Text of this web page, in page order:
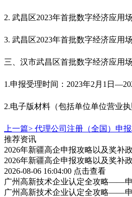
2. 武昌区2023年首批数字经济应用
3. 武昌区2023年首批数字经济应用
三、 汉市武昌区首批数字经济应用
1.申报受理时间：2023年2月1日 —
2.电子版材料（包括单位单位营业
上一篇> 代理公司注册（全国）申
推荐资讯
2026年新疆高企申报攻略以及奖补
2026年新疆高企申报攻略以及奖补
2026-08-06 16:04:00 点击查看
广州高新技术企业认定全攻略——
广州高新技术企业认定全攻略——